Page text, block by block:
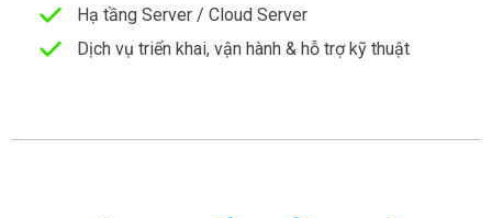
Hạ tầng Server / Cloud Server
Dịch vụ triển khai, vận hành & hỗ trợ kỹ thuật